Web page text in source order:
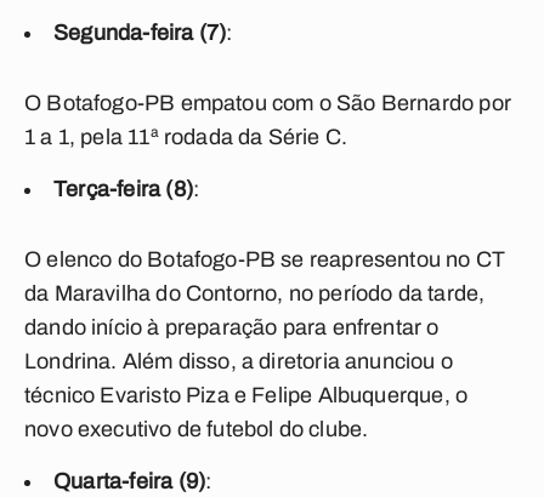
Segunda-feira (7):
O Botafogo-PB empatou com o São Bernardo por
1 a 1, pela 11ª rodada da Série C.
Terça-feira (8):
O elenco do Botafogo-PB se reapresentou no CT
da Maravilha do Contorno, no período da tarde,
dando início à preparação para enfrentar o
Londrina. Além disso, a diretoria anunciou o
técnico Evaristo Piza e Felipe Albuquerque, o
novo executivo de futebol do clube.
Quarta-feira (9):